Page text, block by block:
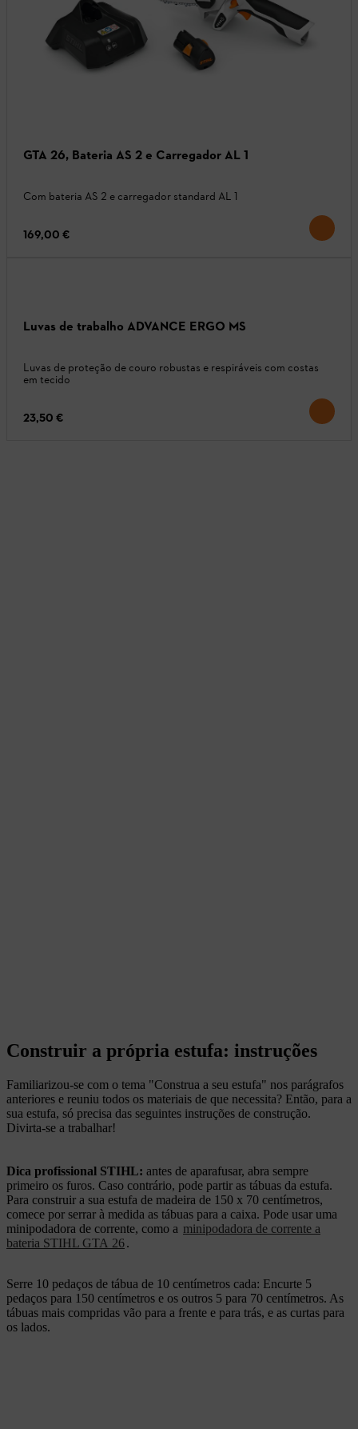
GTA 26, Bateria AS 2 e Carregador AL 1
Com bateria AS 2 e carregador standard AL 1
169,00 €
Luvas de trabalho ADVANCE ERGO MS
Luvas de proteção de couro robustas e respiráveis com costas
em tecido
23,50 €
Construir a própria estufa: instruções
Familiarizou-se com o tema "Construa a seu estufa" nos parágrafos
anteriores e reuniu todos os materiais de que necessita? Então, para a
sua estufa, só precisa das seguintes instruções de construção.
Divirta-se a trabalhar!
Dica profissional STIHL: antes de aparafusar, abra sempre
primeiro os furos. Caso contrário, pode partir as tábuas da estufa.
Para construir a sua estufa de madeira de 150 x 70 centímetros,
comece por serrar à medida as tábuas para a caixa. Pode usar uma
minipodadora de corrente, como a minipodadora de corrente a
bateria STIHL GTA 26.
Serre 10 pedaços de tábua de 10 centímetros cada: Encurte 5
pedaços para 150 centímetros e os outros 5 para 70 centímetros. As
tábuas mais compridas vão para a frente e para trás, e as curtas para
os lados.